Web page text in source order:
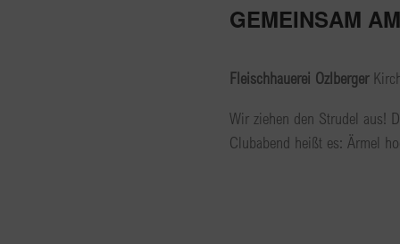
GEMEINSAM
Fleischhauerei Ozlberger
Wir ziehen den Strudel aus!
Clubabend heißt es: Ärmel